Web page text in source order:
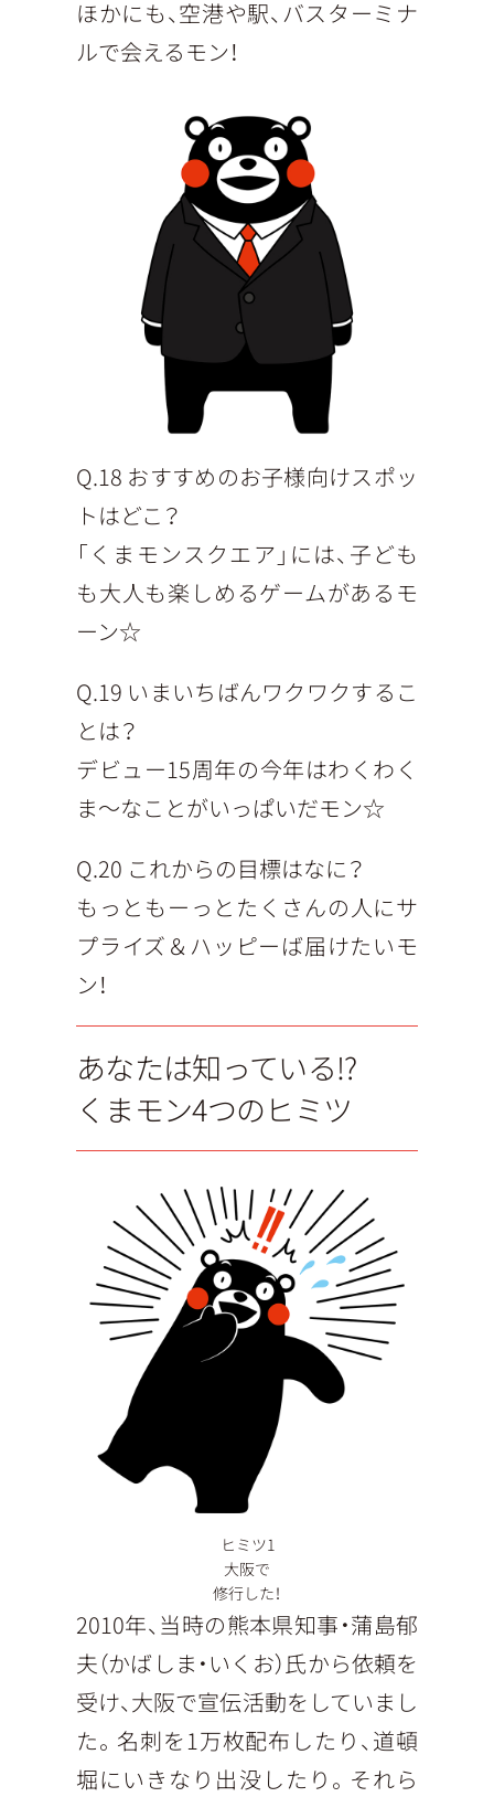
ほかにも、空港や駅、バスターミナ
ルで会えるモン！
Q.18 おすすめのお子様向けスポッ
トはどこ？
「くまモンスクエア」には、子ども
も大人も楽しめるゲームがあるモ
ーン☆
Q.19 いまいちばんワクワクするこ
とは？
デビュー15周年の今年はわくわく
ま～なことがいっぱいだモン☆
Q.20 これからの目標はなに？
もっともーっとたくさんの人にサ
プライズ＆ハッピーば届けたいモ
ン！
あなたは知っている!?
くまモン4つのヒミツ
ヒミツ1
大阪で
修行した！
2010年、当時の熊本県知事・蒲島郁
夫（かばしま・いくお）氏から依頼を
受け、大阪で宣伝活動をしていまし
た。名刺を1万枚配布したり、道頓
堀にいきなり出没したり。それら